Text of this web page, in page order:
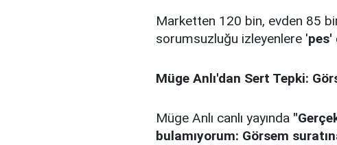
Marketten 120 bin, evden 85
sorumsuzluğu izleyenlere 'pes'
Müge Anlı'dan Sert Tepki:
Müge Anlı canlı yayında
bulamıyorum: Görsem